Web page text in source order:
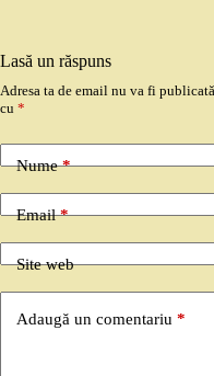
Lasă un răspuns
Adresa ta de email nu va fi
cu *
Nume*
Email*
Site web
Adaugă un comentariu *